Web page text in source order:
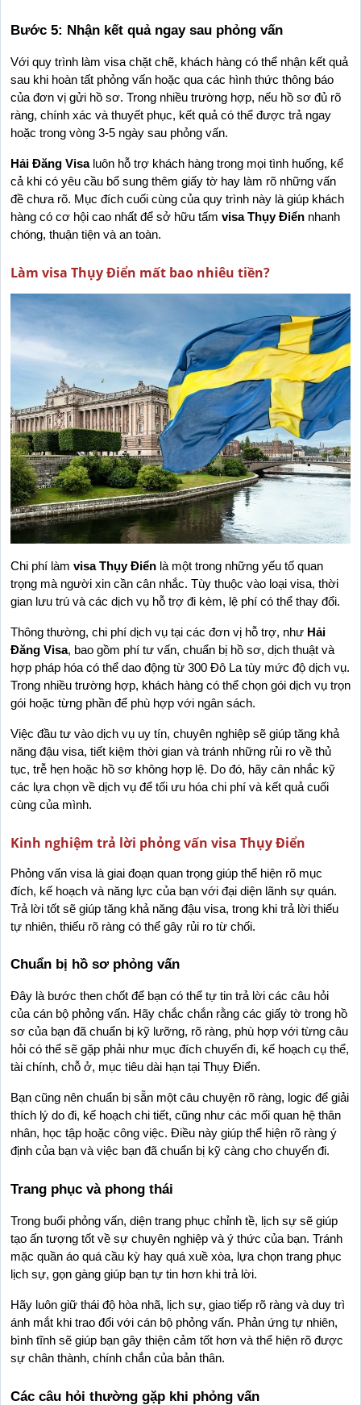
Bước 5: Nhận kết quả ngay sau phỏng vấn
Với quy trình làm visa chặt chẽ, khách hàng có thể nhận kết quả
sau khi hoàn tất phỏng vấn hoặc qua các hình thức thông báo
của đơn vị gửi hồ sơ. Trong nhiều trường hợp, nếu hồ sơ đủ rõ
ràng, chính xác và thuyết phục, kết quả có thể được trả ngay
hoặc trong vòng 3-5 ngày sau phỏng vấn.
Hải Đăng Visa luôn hỗ trợ khách hàng trong mọi tình huống, kể
cả khi có yêu cầu bổ sung thêm giấy tờ hay làm rõ những vấn
đề chưa rõ. Mục đích cuối cùng của quy trình này là giúp khách
hàng có cơ hội cao nhất để sở hữu tấm visa Thụy Điển nhanh
chóng, thuận tiện và an toàn.
Làm visa Thụy Điển mất bao nhiêu tiền?
Chi phí làm visa Thụy Điển là một trong những yếu tố quan
trọng mà người xin cần cân nhắc. Tùy thuộc vào loại visa, thời
gian lưu trú và các dịch vụ hỗ trợ đi kèm, lệ phí có thể thay đổi.
Thông thường, chi phí dịch vụ tại các đơn vị hỗ trợ, như Hải
Đăng Visa, bao gồm phí tư vấn, chuẩn bị hồ sơ, dịch thuật và
hợp pháp hóa có thể dao động từ 300 Đô La tùy mức độ dịch vụ.
Trong nhiều trường hợp, khách hàng có thể chọn gói dịch vụ trọn
gói hoặc từng phần để phù hợp với ngân sách.
Việc đầu tư vào dịch vụ uy tín, chuyên nghiệp sẽ giúp tăng khả
năng đậu visa, tiết kiệm thời gian và tránh những rủi ro về thủ
tục, trễ hẹn hoặc hồ sơ không hợp lệ. Do đó, hãy cân nhắc kỹ
các lựa chọn về dịch vụ để tối ưu hóa chi phí và kết quả cuối
cùng của mình.
Kinh nghiệm trả lời phỏng vấn visa Thụy Điển
Phỏng vấn visa là giai đoạn quan trọng giúp thể hiện rõ mục
đích, kế hoạch và năng lực của bạn với đại diện lãnh sự quán.
Trả lời tốt sẽ giúp tăng khả năng đậu visa, trong khi trả lời thiếu
tự nhiên, thiếu rõ ràng có thể gây rủi ro từ chối.
Chuẩn bị hồ sơ phỏng vấn
Đây là bước then chốt để bạn có thể tự tin trả lời các câu hỏi
của cán bộ phỏng vấn. Hãy chắc chắn rằng các giấy tờ trong hồ
sơ của bạn đã chuẩn bị kỹ lưỡng, rõ ràng, phù hợp với từng câu
hỏi có thể sẽ gặp phải như mục đích chuyến đi, kế hoạch cụ thể,
tài chính, chỗ ở, mục tiêu dài hạn tại Thụy Điển.
Bạn cũng nên chuẩn bị sẵn một câu chuyện rõ ràng, logic để giải
thích lý do đi, kế hoạch chi tiết, cũng như các mối quan hệ thân
nhân, học tập hoặc công việc. Điều này giúp thể hiện rõ ràng ý
định của bạn và việc bạn đã chuẩn bị kỹ càng cho chuyến đi.
Trang phục và phong thái
Trong buổi phỏng vấn, diện trang phục chỉnh tề, lịch sự sẽ giúp
tạo ấn tượng tốt về sự chuyên nghiệp và ý thức của bạn. Tránh
mặc quần áo quá cầu kỳ hay quá xuề xòa, lựa chọn trang phục
lịch sự, gọn gàng giúp bạn tự tin hơn khi trả lời.
Hãy luôn giữ thái độ hòa nhã, lịch sự, giao tiếp rõ ràng và duy trì
ánh mắt khi trao đổi với cán bộ phỏng vấn. Phản ứng tự nhiên,
bình tĩnh sẽ giúp bạn gây thiện cảm tốt hơn và thể hiện rõ được
sự chân thành, chính chắn của bản thân.
Các câu hỏi thường gặp khi phỏng vấn